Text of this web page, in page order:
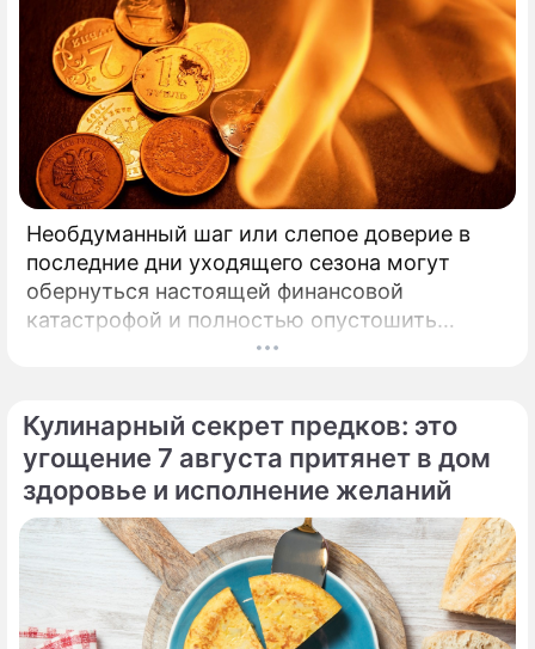
Необдуманный шаг или слепое доверие в
последние дни уходящего сезона могут
обернуться настоящей финансовой
катастрофой и полностью опустошить
кошелек. Известная шаманка и ясновидящая
привык легкомысленно относиться к своим
сбережениям.
Кулинарный секрет предков: это
угощение 7 августа притянет в дом
здоровье и исполнение желаний